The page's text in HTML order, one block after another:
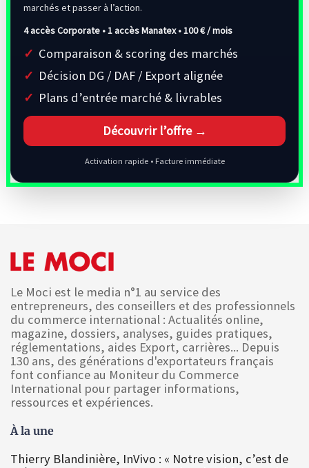
marchés et passer à l’action.
4 accès Corporate • 1 accès Manatex •100 € / mois
Comparaison & scoring des marchés
Décision DG / DAF / Export alignée
Plans d’entrée marché & livrables
Découvrir l’offre →
Activation rapide • Facture immédiate
Le Moci est le media n°1 au service des
entrepreneurs, des conseillers et des professionnels
du commerce international : Actualités online,
magazine, dossiers, analyses, guides pratiques,
réglementations, aides Export, carrières... Depuis
130 ans, des générations d'exportateurs français
font confiance au Moniteur du Commerce
International pour partager informations,
ressources et expériences.
À la une
Thierry Blandinière, InVivo : « Notre vision, c’est de